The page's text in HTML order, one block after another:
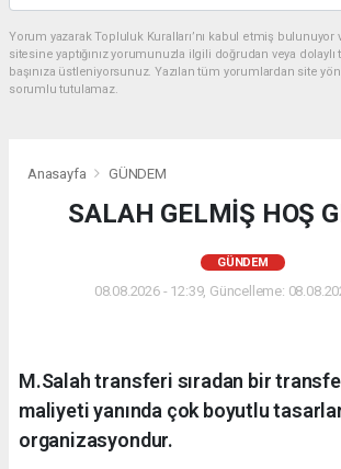
Yorum yazarak Topluluk Kuralları’nı kabul etmiş
sitesine yaptığınız yorumunuzla ilgili doğrudan veya
başınıza üstleniyorsunuz. Yazılan tüm yorumlardan site
sorumlu tutulamaz.
Anasayfa GÜNDEM
SALAH GELMİŞ HOŞ
GÜNDEM
08.08.2026 - 12:39, Güncelleme:
M.Salah transferi sıradan bir
maliyeti yanında çok boyutlu
organizasyondur.